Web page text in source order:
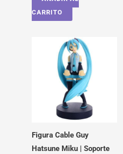
CARRITO
Figura Cable Guy
Hatsune Miku | Soporte